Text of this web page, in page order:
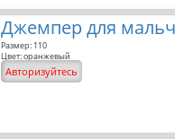
Джемпер для
Размер: 110
Цвет: оранжевый
Авторизуйтесь